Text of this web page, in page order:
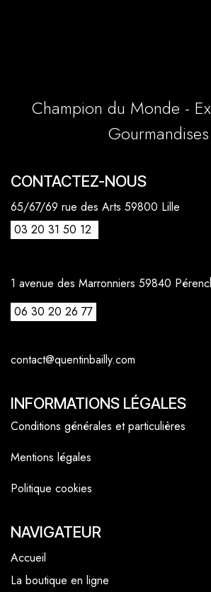
CONTACTEZ-NOUS
65/67/69 rue des Arts 59800 Lille
03 20 31 50 12
1 avenue des Marronniers 59840
06 30 20 26 77
contact@quentinbailly.com
Champion du Monde -
Gourmandises
INFORMATIONS LÉGALES
Conditions générales et particulières
Mentions légales
Politique cookies
NAVIGATEUR
Accueil
La boutique en ligne